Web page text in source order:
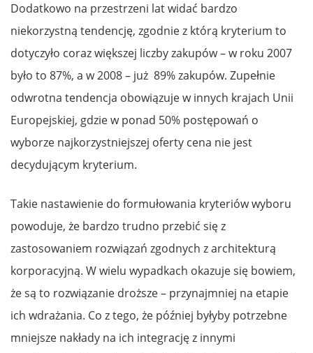
Dodatkowo na przestrzeni lat widać bardzo
niekorzystną tendencję, zgodnie z którą kryterium to
dotyczyło coraz większej liczby zakupów – w roku 2007
było to 87%, a w 2008 – już 89% zakupów. Zupełnie
odwrotna tendencja obowiązuje w innych krajach Unii
Europejskiej, gdzie w ponad 50% postępowań o
wyborze najkorzystniejszej oferty cena nie jest
decydującym kryterium.
Takie nastawienie do formułowania kryteriów wyboru
powoduje, że bardzo trudno przebić się z
zastosowaniem rozwiązań zgodnych z architekturą
korporacyjną. W wielu wypadkach okazuje się bowiem,
że są to rozwiązanie droższe – przynajmniej na etapie
ich wdrażania. Co z tego, że później byłyby potrzebne
mniejsze nakłady na ich integrację z innymi